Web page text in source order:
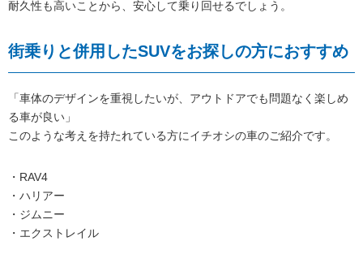
耐久性も高いことから、安心して乗り回せるでしょう。
街乗りと併用したSUVをお探しの方におすすめ
「車体のデザインを重視したいが、アウトドアでも問題なく楽しめ
る車が良い」
このような考えを持たれている方にイチオシの車のご紹介です。
・RAV4
・ハリアー
・ジムニー
・エクストレイル